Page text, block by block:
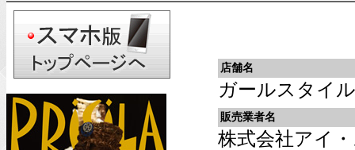
店舗名
ガールスタイル
販売業者名
株式会社アイ